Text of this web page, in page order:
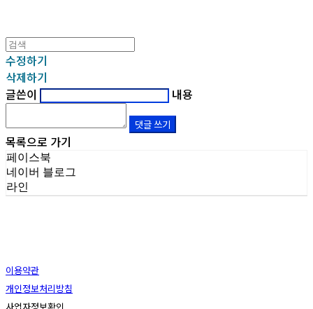
수정하기
삭제하기
글쓴이
내용
댓글 쓰기
목록으로 가기
페이스북
네이버 블로그
라인
이용약관
개인정보처리방침
사업자정보확인